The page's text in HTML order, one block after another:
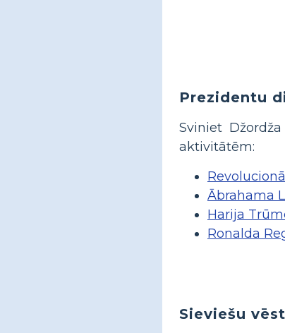
Prezidentu
Sviniet
aktivitātēm:
Ābrahama
Harija
Ronalda
Sieviešu